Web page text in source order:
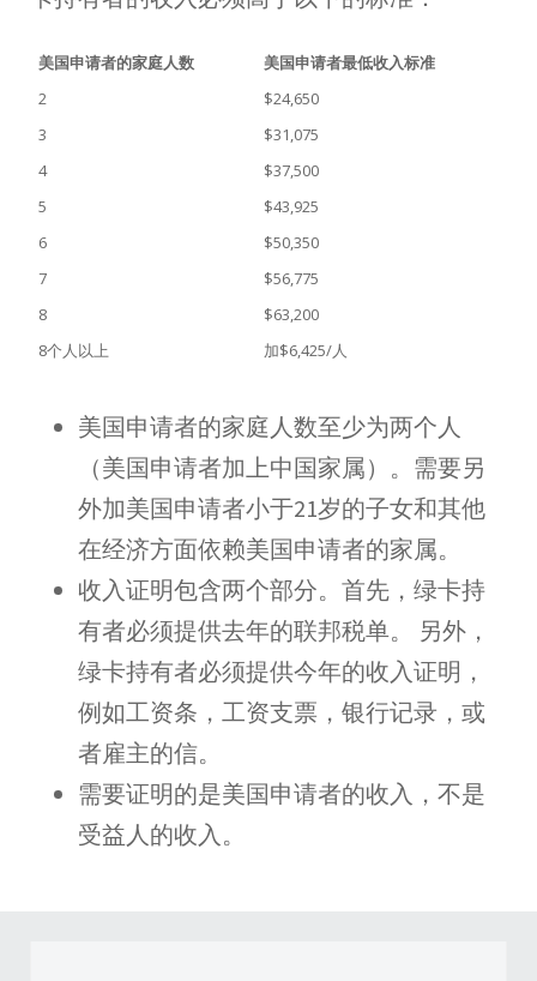
美国申请者的家庭人数
美国申请者最低收入标准
2
$24,650
3
$31,075
4
$37,500
5
$43,925
6
$50,350
7
$56,775
8
$63,200
8个人以上
加$6,425/人
美国申请者的家庭人数至少为两个人
（美国申请者加上中国家属）。需要另
外加美国申请者小于21岁的子女和其他
在经济方面依赖美国申请者的家属。
收入证明包含两个部分。首先，绿卡持
有者必须提供去年的联邦税单。 另外，
绿卡持有者必须提供今年的收入证明，
例如工资条，工资支票，银行记录，或
者雇主的信。
需要证明的是美国申请者的收入，不是
受益人的收入。